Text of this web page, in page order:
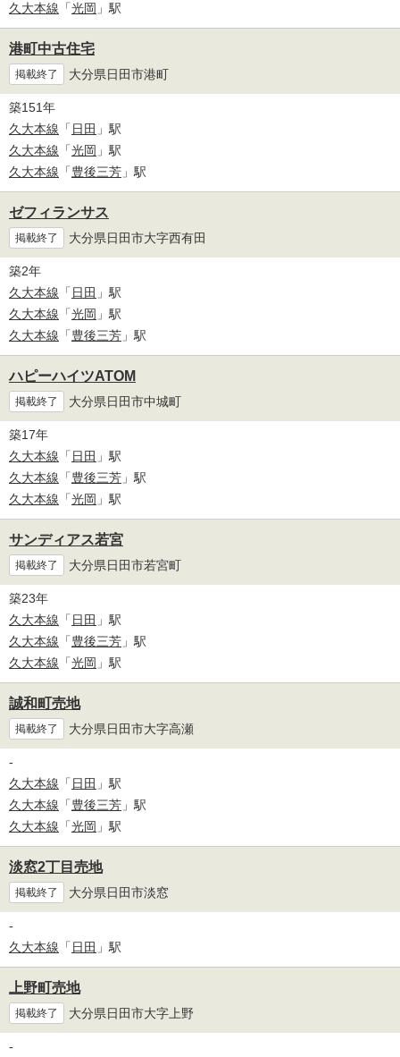
久大本線 「光岡 」駅
港町中古住宅
掲載終了 大分県日田市港町
築151年
久大本線 「 日田 」駅
久大本線 「光岡 」駅
久大本線 「豊後三芳 」駅
ゼフィランサス
掲載終了 大分県日田市大字西有田
築2年
久大本線 「 日田 」駅
久大本線 「光岡 」駅
久大本線 「豊後三芳 」駅
ハピーハイツATOM
掲載終了 大分県日田市中城町
築17年
久大本線 「 日田 」駅
久大本線 「豊後三芳 」駅
久大本線 「光岡 」駅
サンディアス若宮
掲載終了 大分県日田市若宮町
築23年
久大本線 「 日田 」駅
久大本線 「豊後三芳 」駅
久大本線 「光岡 」駅
誠和町売地
掲載終了 大分県日田市大字高瀬
-
久大本線 「 日田 」駅
久大本線 「豊後三芳 」駅
久大本線 「光岡 」駅
淡窓2丁目売地
掲載終了 大分県日田市淡窓
-
久大本線 「 日田 」駅
上野町売地
掲載終了 大分県日田市大字上野
-